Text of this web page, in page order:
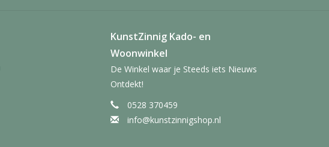
KunstZinnig Kado- en
Woonwinkel
De Winkel waar je Steeds iets Nieuws
Ontdekt!
0528 370459
info@kunstzinnigshop.nl